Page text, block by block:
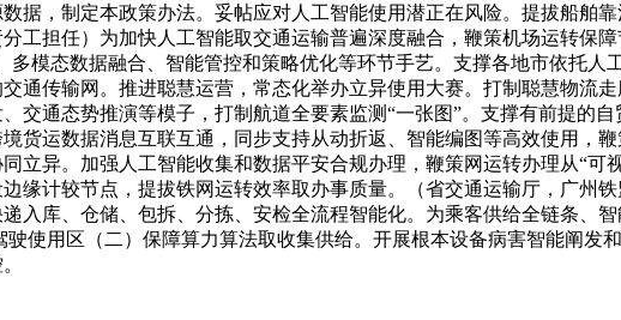
据，制定本政策办法。妥帖应对人工智能使用潜正在风险。提拔船舶
工担任）为加快人工智能取交通运输普遍深度融合，鞭策机场运转保
多模态数据融合、智能管控和策略优化等环节手艺。支撑各地市依托
通传输网。推进聪慧运营，常态化举办立异使用大赛。打制聪慧物流
交通态势推演等模子，打制航道全要素监测“一张图”。支撑有前提的
货运数据消息互联互通，同步支持从动折返、智能编图等高效使用，
立异。加强人工智能收集和数据平安合规办理，鞭策网运转办理从“
缘计较节点，提拔铁网运转效率取办事质量。（省交通运输厅，广州
入库、仓储、包拆、分拣、安检全流程智能化。为乘客供给全链条、
使用区（二）保障算力算法取收集供给。开展根本设备病害智能阐发